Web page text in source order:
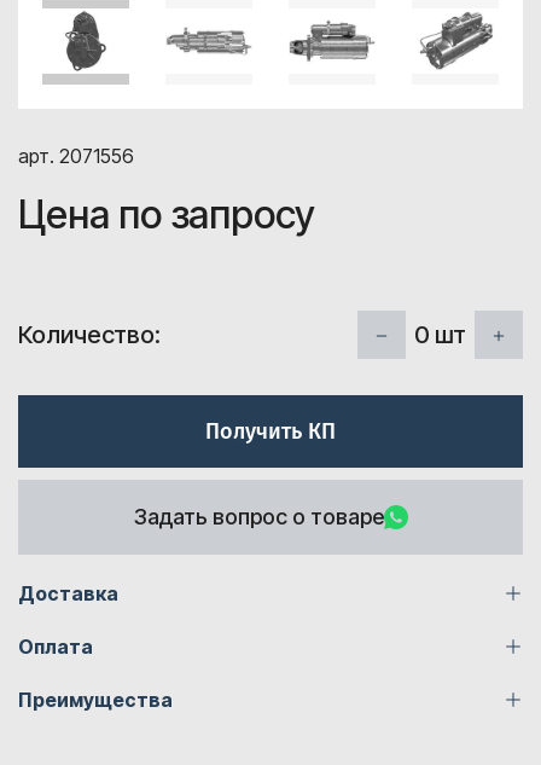
арт. 2071556
Цена по запросу
Количество: 0 шт
Получить КП
Задать вопрос о товаре
Доставка
Оплата
Преимущества